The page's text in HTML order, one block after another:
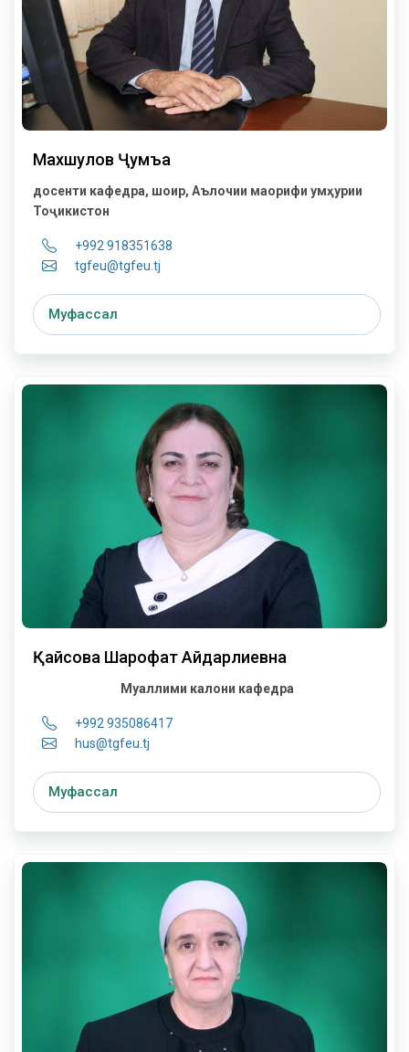
Махшулов Ҷумъа
досенти кафедра, шоир, Аълочии маорифи Ҷумҳурии
Тоҷикистон
+992 918351638
tgfeu@tgfeu.tj
Муфассал
Қайсова Шарофат Айдарлиевна
Муаллими калони кафедра
+992 935086417
hus@tgfeu.tj
Муфассал